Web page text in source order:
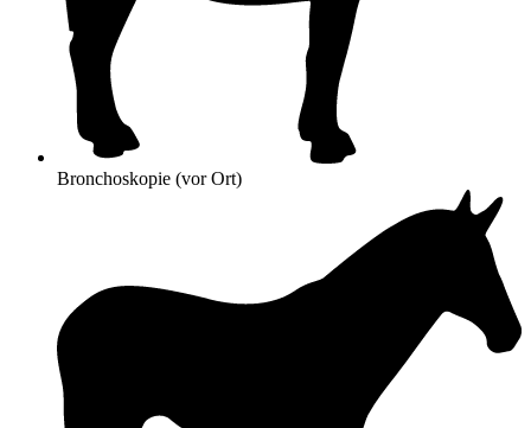
Bronchoskopie (vor Ort)